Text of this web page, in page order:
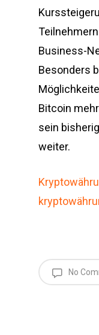
Business-
Besonders
Bitcoin
sein
weiter.
No